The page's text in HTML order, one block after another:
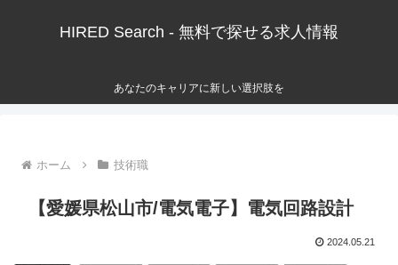
HIRED Search - 無料で探せる求人情報
あなたのキャリアに新しい選択肢を
ホーム 技術職
【愛媛県松山市/電気電子】電気回路設計
2024.05.21